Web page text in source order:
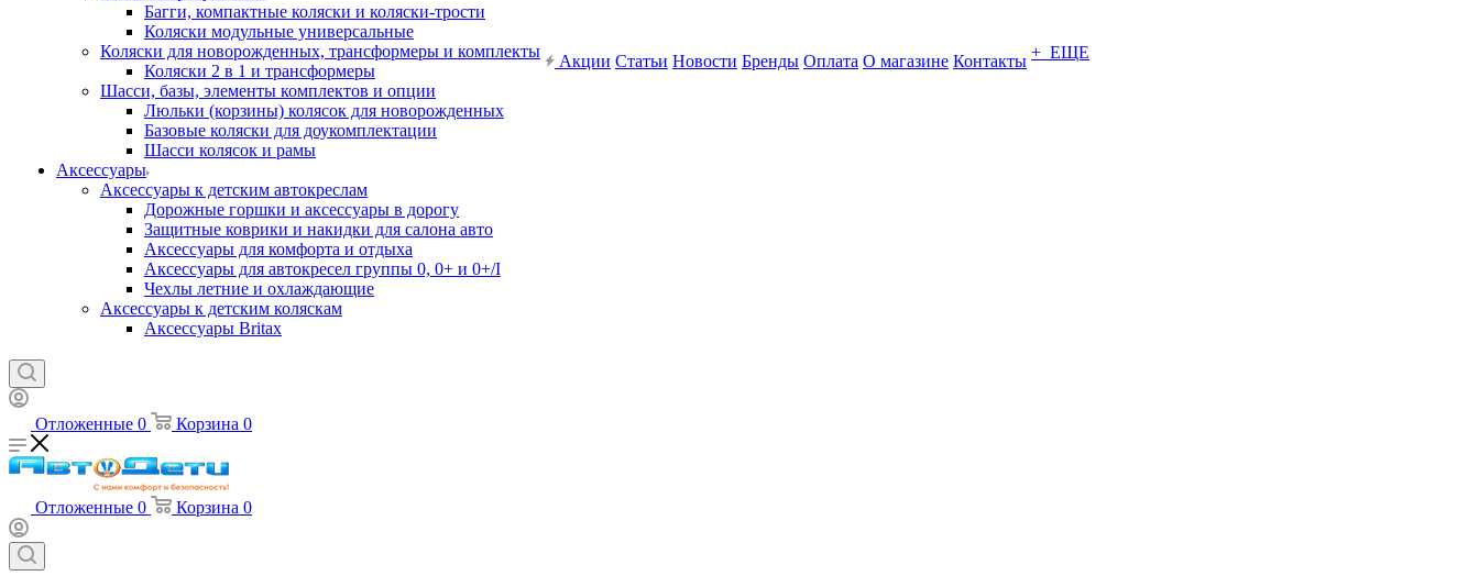
Багги, компактные коляски и коляски-трости
Коляски модульные универсальные
Коляски для новорожденных, трансформеры и комплекты
Коляски 2 в 1 и трансформеры
Шасси, базы, элементы комплектов и опции
Люльки (корзины) колясок для новорожденных
Базовые коляски для доукомплектации
Шасси колясок и рамы
Аксессуары
Аксессуары к детским автокреслам
Дорожные горшки и аксессуары в дорогу
Защитные коврики и накидки для салона авто
Аксессуары для комфорта и отдыха
Аксессуары для автокресел группы 0, 0+ и 0+/I
Чехлы летние и охлаждающие
Аксессуары к детским коляскам
Аксессуары Britax
Акции Статьи Новости Бренды Оплата О магазине Контакты + ЕЩЕ
Отложенные 0 Корзина 0
Отложенные 0 Корзина 0